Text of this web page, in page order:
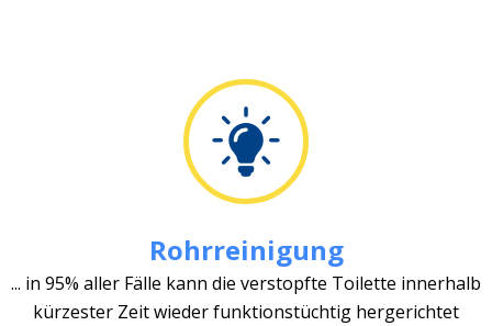
Rohrreinigung
... in 95% aller Fälle kann die verstopfte Toilette innerhalb
kürzester Zeit wieder funktionstüchtig hergerichtet